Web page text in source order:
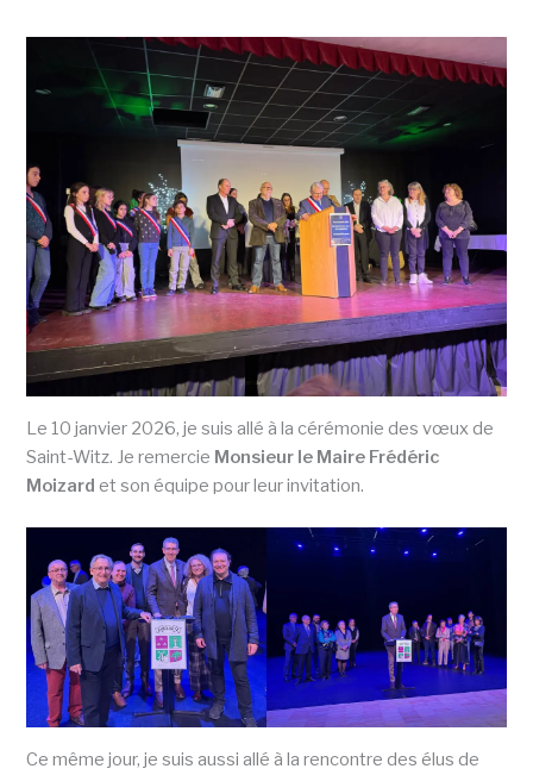
Le 10 janvier 2026, je suis allé à la cérémonie des vœux de
Saint-Witz. Je remercie Monsieur le Maire Frédéric
Moizard et son équipe pour leur invitation.
Ce même jour, je suis aussi allé à la rencontre des élus de